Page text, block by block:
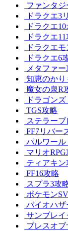
ファンタ
ドラクエ3
ドラクエ
ドラクエ
ドラクエ
ドラクエ6
メタファー
知恵のかり
魔女の泉R
ドラゴン
TGS攻略
ステラー
FF7リバー
パルワール
マリオRPG
ティアキン
FF16攻略
スプラ3攻
ポケモン
バイオハザ
サンブレイ
ブレスオ